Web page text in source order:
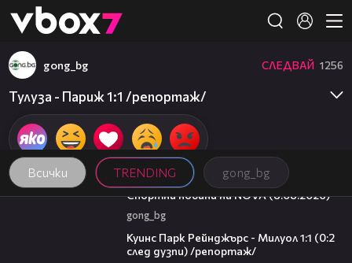
👾
Всички TRENDING gong_bg
gong_bg СЛЕДВАЙ 1256
Тулуза - Париж 1:1 /репортаж/
04:09
Спортни новини на NOVA (8.08.2026)
gong_bg
Куинс Парк Рейнджърс - Милуол 1:1 (0:2
след дузпи) /репортаж/